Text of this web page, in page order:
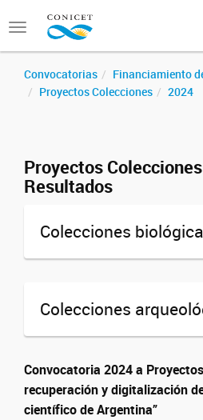
Toggle
navigation
Convocatorias
Financiamiento
Proyectos Colecciones
2024
Proyectos
Resultados
Colecciones
Colecciones
Convocatoria 2024 a
recuperación y digitalización
científico de Argentina”